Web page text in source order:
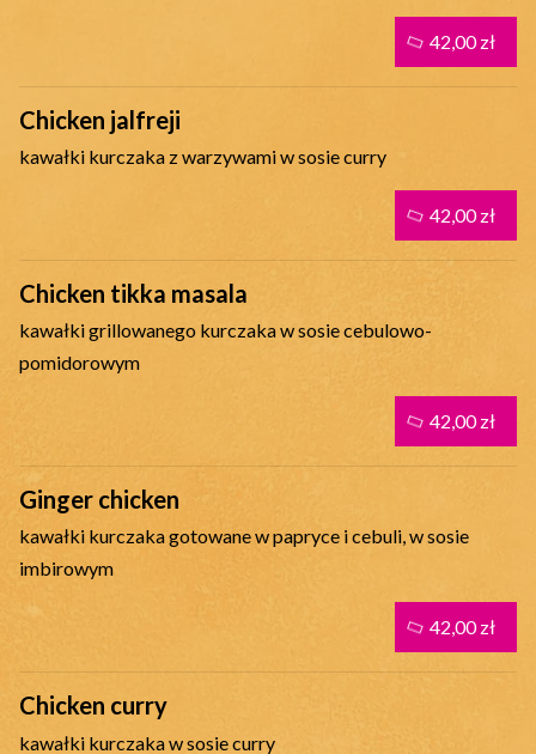
Chicken jalfreji
kawałki kurczaka z warzywami w sosie curry
Chicken tikka masala
kawałki grillowanego kurczaka w sosie cebulowo-
pomidorowym
Ginger chicken
kawałki kurczaka gotowane w papryce i cebuli, w sosie
imbirowym
Chicken curry
kawałki kurczaka w sosie curry